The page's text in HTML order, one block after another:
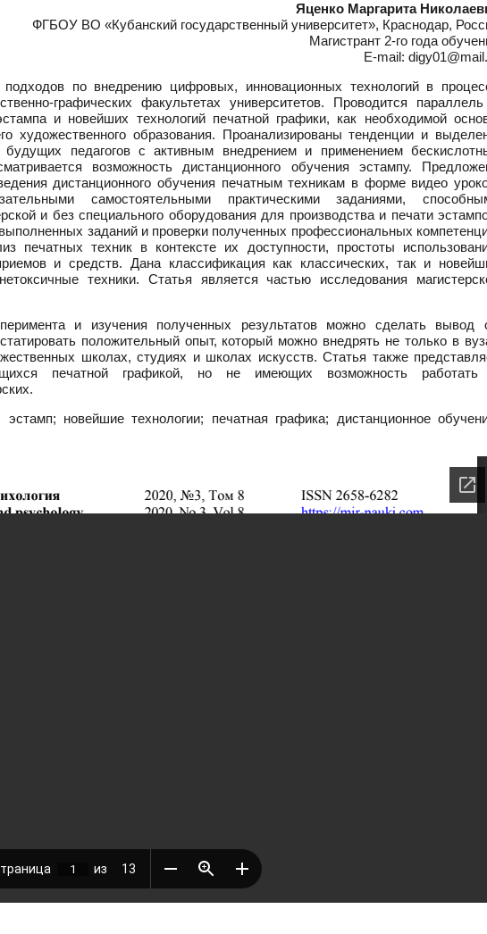
Яценко Маргарита
ФГБОУ ВО «Кубанский государственный университет», Краснодар,
Магистрант 2-го года
E-mail:
по внедрению цифровых, инновационных технологий в
графических факультетах университетов. Проводится
и новейших технологий печатной графики, как необходимой
художественного образования. Проанализированы тенденции и
будущих педагогов с активным внедрением и применением
возможность дистанционного обучения эстампу.
дистанционного обучения печатным техникам в форме видео
самостоятельными практическими заданиями,
и без специального оборудования для производства и печати
заданий и проверки полученных профессиональных
печатных техник в контексте их доступности, простоты
и средств. Дана классификация как классических, так и
техники. Статья является частью исследования
и изучения полученных результатов можно сделать вывод
положительный опыт, который можно внедрять не только в
школах, студиях и школах искусств. Статья также
печатной графикой, но не имеющих возможность
эстамп; новейшие технологии; печатная графика; дистанционное